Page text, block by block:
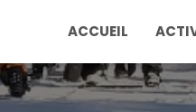
ACCUEIL